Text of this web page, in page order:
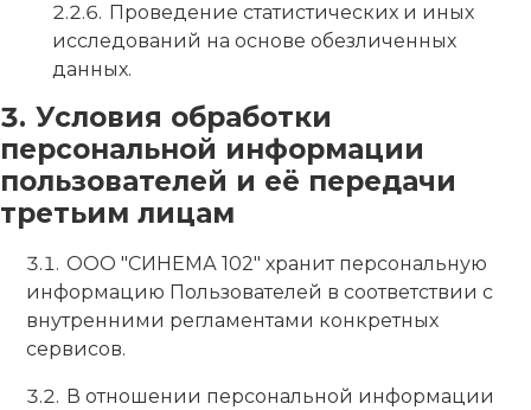
Проведение статистических и иных
исследований на основе обезличенных
данных.
Условия обработки
персональной информации
пользователей и её передачи
третьим лицам
ООО "СИНЕМА 102" хранит персональную
информацию Пользователей в соответствии с
внутренними регламентами конкретных
сервисов.
В отношении персональной информации